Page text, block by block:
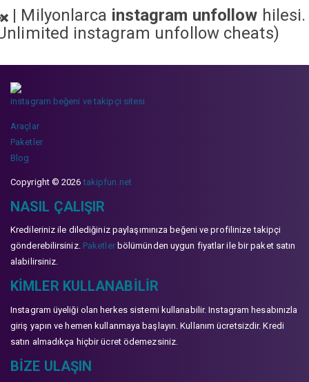
| Milyonlarca instagram unfollow hilesi.
instagram unfollow cheats)
instagram beğeni ve takipçi sitesi
Araçlar
Paketler
Blog
Copyright © 2026takipfun.net
NASIL ÇALIŞIR
Kredileriniz ile dilediğiniz paylaşımınıza beğeni ve profilinize takipçi
gönderebilirsiniz. Paketlerbölümünden uygun fiyatlar ile bir paket satın
alabilirsiniz.
KIMLER KULLANABILIR
Instagram üyeliği olan herkes sistemi kullanabilir. Instagram hesabınızla
giriş yapın ve hemen kullanmaya başlayın. Kullanım ücretsizdir. Kredi
satın almadıkça hiçbir ücret ödemezsiniz.
BIZE ULAŞIN